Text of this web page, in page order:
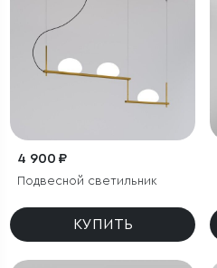
4 900 ₽
Подвесной светильник
КУПИТЬ